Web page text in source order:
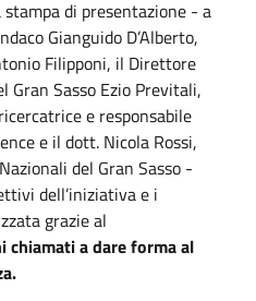
di presentazione - a
Gianguido D’Alberto,
Filipponi, il Direttore
Gran Sasso Ezio Previtali,
e responsabile
e il dott. Nicola Rossi,
del Gran Sasso -
dell’iniziativa e i
grazie al
chiamati a dare forma al